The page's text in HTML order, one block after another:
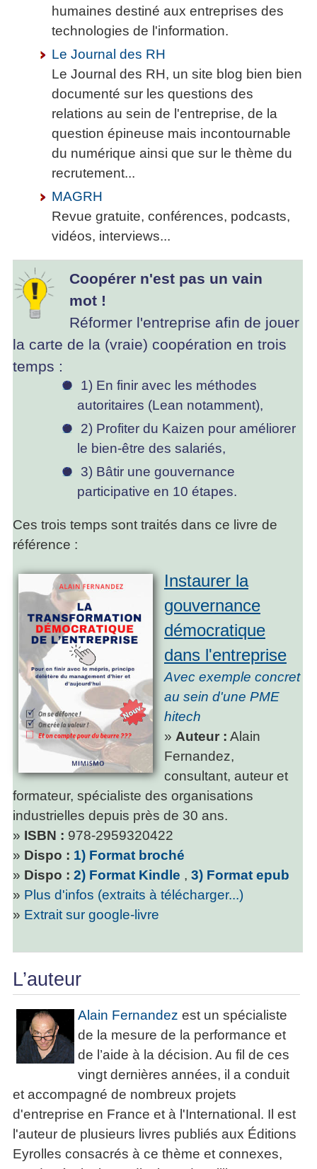
humaines destiné aux entreprises des
technologies de l'information.
Le Journal des RH
Le Journal des RH, un site blog bien bien
documenté sur les questions des
relations au sein de l'entreprise, de la
question épineuse mais incontournable
du numérique ainsi que sur le thème du
recrutement...
MAGRH
Revue gratuite, conférences, podcasts,
vidéos, interviews...
Coopérer n'est pas un vain
mot !
Réformer l'entreprise afin de jouer
la carte de la (vraie) coopération en trois
temps :
1) En finir avec les méthodes
autoritaires (Lean notamment),
2) Profiter du Kaizen pour améliorer
le bien-être des salariés,
3) Bâtir une gouvernance
participative en 10 étapes.
Ces trois temps sont traités dans ce livre de
référence :
Instaurer la
gouvernance
démocratique
dans l'entreprise
Avec exemple concret
au sein d'une PME
hitech
» Auteur : Alain
Fernandez,
consultant, auteur et
formateur, spécialiste des organisations
industrielles depuis près de 30 ans.
» ISBN : 978-2959320422
» Dispo : 1) Format broché
» Dispo : 2) Format Kindle , 3) Format epub
» Plus d'infos (extraits à télécharger...)
» Extrait sur google-livre
L’auteur
Alain Fernandez est un spécialiste
de la mesure de la performance et
de l’aide à la décision. Au fil de ces
vingt dernières années, il a conduit
et accompagné de nombreux projets
d'entreprise en France et à l'International. Il est
l'auteur de plusieurs livres publiés aux Éditions
Eyrolles consacrés à ce thème et connexes,